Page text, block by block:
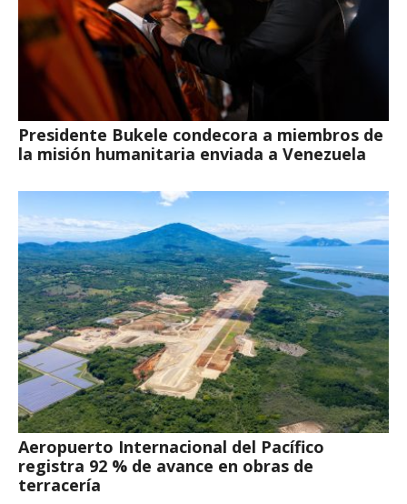
Presidente Bukele condecora a miembros de
la misión humanitaria enviada a Venezuela
Aeropuerto Internacional del Pacífico
registra 92 % de avance en obras de
terracería